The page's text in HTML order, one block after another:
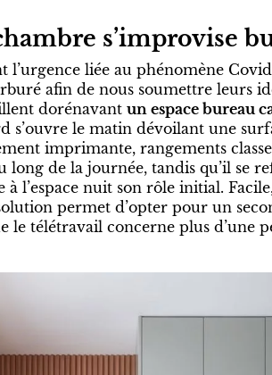
s’improvise
l’urgence liée au phénomène
afin de nous soumettre leurs
dorénavant un espace bureau
s’ouvre le matin dévoilant une
imprimante, rangements
long de la journée, tandis qu’il se
à l’espace nuit son rôle initial.
permet d’opter pour un
le télétravail concerne plus d’une